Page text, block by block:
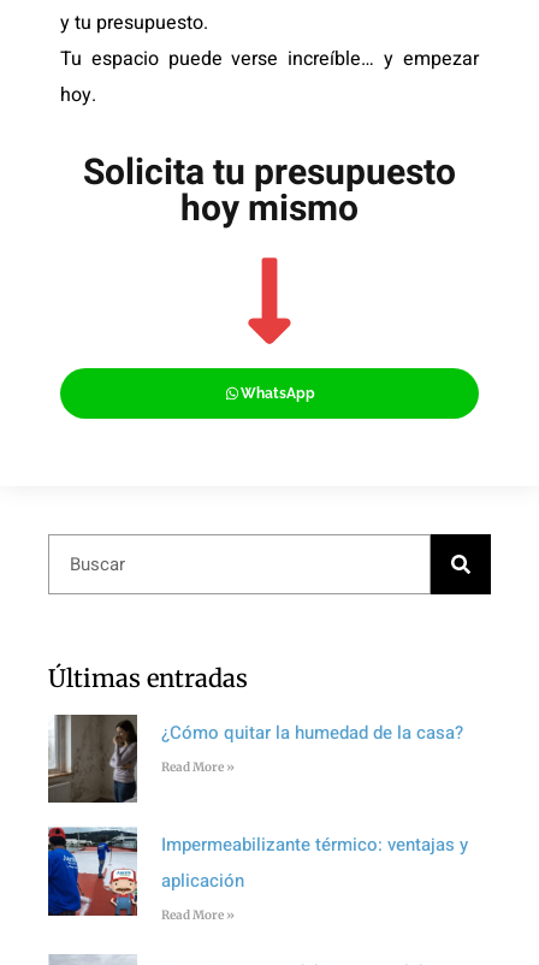
y tu presupuesto.
Tu espacio puede verse increíble… y empezar
hoy.
Solicita tu presupuesto
hoy mismo
WhatsApp
Últimas entradas
¿Cómo quitar la humedad de la casa?
Read More »
Impermeabilizante térmico: ventajas y
aplicación
Read More »